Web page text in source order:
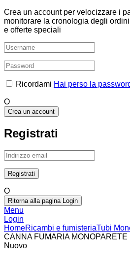
Crea un account per velocizzare i
monitorare la cronologia degli
e offerte speciali
Ricordami Hai perso la
O
Crea un account
Registrati
O
Ritorna alla pagina Login
Menu
Login
HomeRicambi e fumisteriaTubi
CANNA FUMARIA MONOPARETE
Nuovo